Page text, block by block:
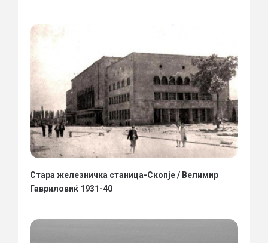
Стара железничка станица-Скопје / Велимир
Гавриловиќ 1931-40